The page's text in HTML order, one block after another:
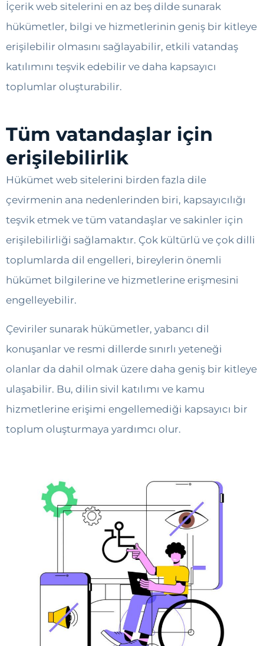
İçerik web sitelerini en az beş dilde sunarak
hükümetler, bilgi ve hizmetlerinin geniş bir kitleye
erişilebilir olmasını sağlayabilir, etkili vatandaş
katılımını teşvik edebilir ve daha kapsayıcı
toplumlar oluşturabilir.
Tüm vatandaşlar için
erişilebilirlik
Hükümet web sitelerini birden fazla dile
çevirmenin ana nedenlerinden biri, kapsayıcılığı
teşvik etmek ve tüm vatandaşlar ve sakinler için
erişilebilirliği sağlamaktır. Çok kültürlü ve çok dilli
toplumlarda dil engelleri, bireylerin önemli
hükümet bilgilerine ve hizmetlerine erişmesini
engelleyebilir.
Çeviriler sunarak hükümetler, yabancı dil
konuşanlar ve resmi dillerde sınırlı yeteneği
olanlar da dahil olmak üzere daha geniş bir kitleye
ulaşabilir. Bu, dilin sivil katılımı ve kamu
hizmetlerine erişimi engellemediği kapsayıcı bir
toplum oluşturmaya yardımcı olur.